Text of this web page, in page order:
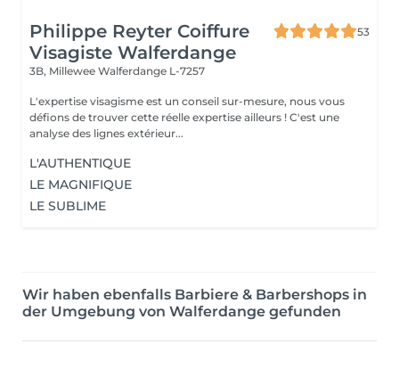
Philippe Reyter Coiffure
Visagiste Walferdange
53
3B, Millewee Walferdange L-7257
L'expertise visagisme est un conseil sur-mesure, nous vous
défions de trouver cette réelle expertise ailleurs ! C'est une
analyse des lignes extérieur...
L'AUTHENTIQUE
LE MAGNIFIQUE
LE SUBLIME
Wir haben ebenfalls Barbiere & Barbershops in
der Umgebung von Walferdange gefunden